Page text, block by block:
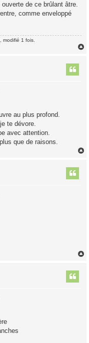
de ce brûlant âtre.
comme enveloppé
modifié 1 fois.
au plus profond.
te dévore.
avec attention.
que de raisons.